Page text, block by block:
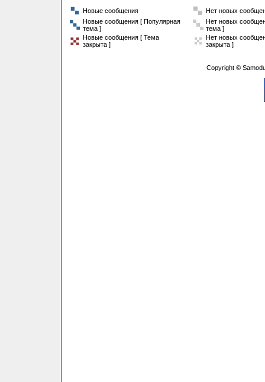
Новые сообщения
Нет новых
Новые сообщения [ Популярная
тема ]
Нет новых
тема ]
Новые сообщения [ Тема
закрыта ]
Нет новых
закрыта ]
Copyright ©